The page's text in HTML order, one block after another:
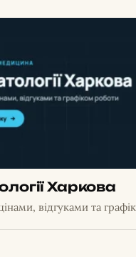
Харкова
цінами, відгуками та